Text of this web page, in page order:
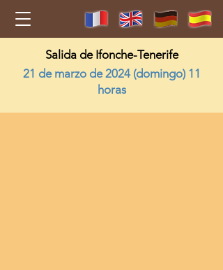
Salida de Ifonche-Tenerife
21 de marzo de 2024 (domingo) 11
horas